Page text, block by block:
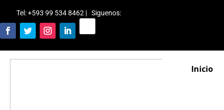
Tel: +593 99 534 8462 | Siguenos:
Inicio